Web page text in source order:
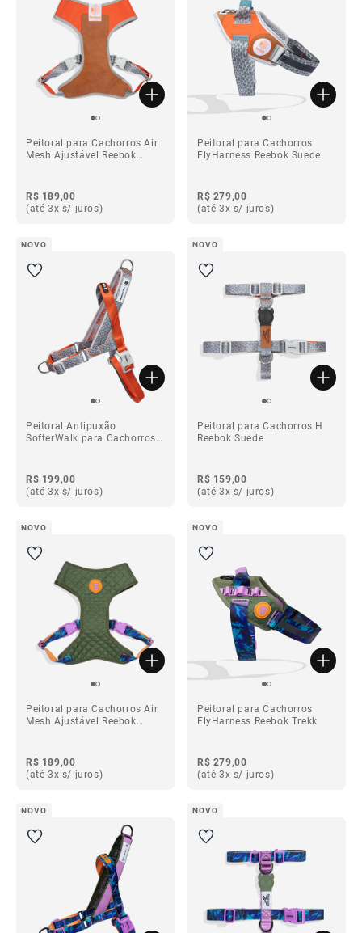
Peitoral para Cachorros Air
Mesh Ajustável Reebok
R$ 189,00
(até 3x s/ juros)
Peitoral para Cachorros
FlyHarness Reebok Suede
R$ 279,00
(até 3x s/ juros)
NOVO
Peitoral Antipuxão
SofterWalk para Cachorros
R$ 199,00
(até 3x s/ juros)
NOVO
Peitoral para Cachorros H
Reebok Suede
R$ 159,00
(até 3x s/ juros)
NOVO
Peitoral para Cachorros Air
Mesh Ajustável Reebok
R$ 189,00
(até 3x s/ juros)
NOVO
Peitoral para Cachorros
FlyHarness Reebok Trekk
R$ 279,00
(até 3x s/ juros)
NOVO NOVO